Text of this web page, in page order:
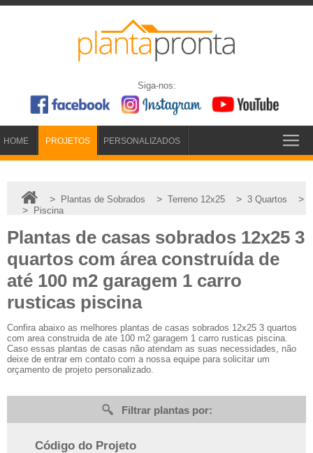
Siga-nos:
HOME PROJETOS PERSONALIZADOS
> Plantas de Sobrados > Terreno 12x25 > 3 Quartos >
> Piscina
Plantas de casas sobrados 12x25 3
quartos com área construída de
até 100 m2 garagem 1 carro
rusticas piscina
Confira abaixo as melhores plantas de casas sobrados 12x25 3 quartos
com area construida de ate 100 m2 garagem 1 carro rusticas piscina.
Caso essas plantas de casas não atendam as suas necessidades, não
deixe de entrar em contato com a nossa equipe para solicitar um
orçamento de projeto personalizado.
Filtrar plantas por:
Código do Projeto